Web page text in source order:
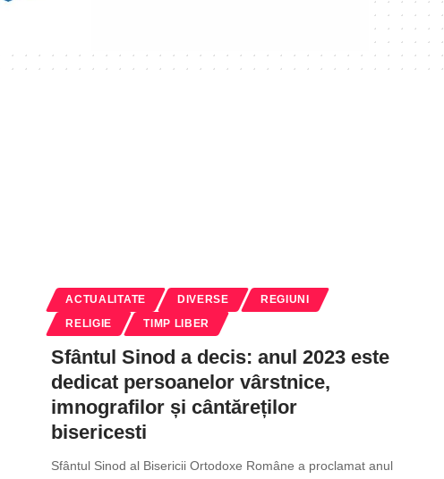
ACTUALITATE DIVERSE REGIUNI
RELIGIE TIMP LIBER
Sfântul Sinod a decis: anul 2023 este
dedicat persoanelor vârstnice,
imnografilor și cântăreților
bisericesti
Sfântul Sinod al Bisericii Ortodoxe Române a proclamat anul